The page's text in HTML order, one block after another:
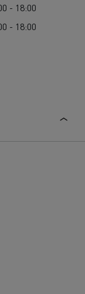
- 18:00
- 18:00